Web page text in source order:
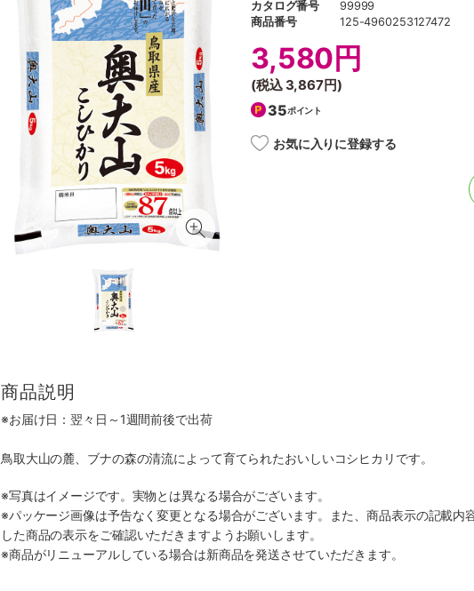
カタログ番号
99999
商品番号
125-4960253127472
3,580円
(税込 3,867円)
35ポイント
お気に入りに登録する
商品説明
※お届け日：翌々日～1週間前後で出荷
鳥取大山の麓、ブナの森の清流によって育てられたおいしいコシヒカリです。
※写真はイメージです。実物とは異なる場合がございます。
※パッケージ画像は予告なく変更となる場合がございます。また、商品表示の記載
した商品の表示をご確認いただきますようお願いします。
※商品がリニューアルしている場合は新商品を発送させていただきます。